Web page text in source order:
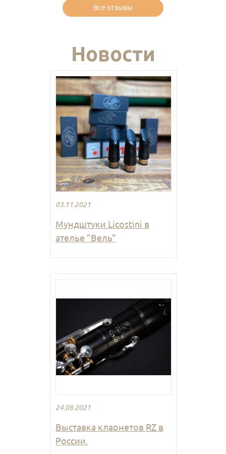
Все отзывы
Новости
03.11.2021
Мундштуки Licostini в
ателье "Вель"
24.08.2021
Выставка кларнетов RZ в
России.